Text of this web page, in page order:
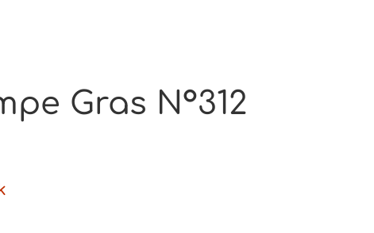
Gras N°312